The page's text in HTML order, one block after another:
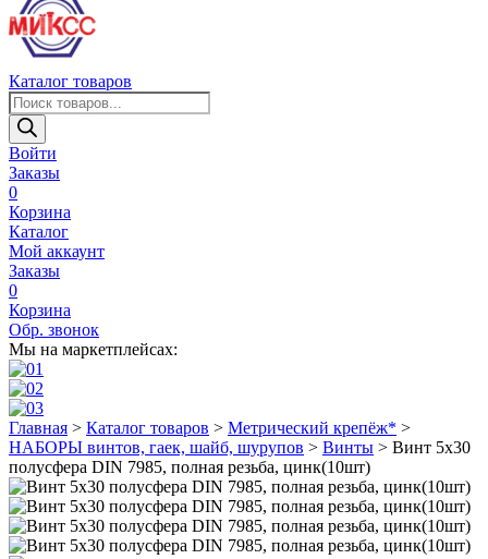
Каталог товаров
Поиск
товаров
Войти
Заказы
0
Корзина
Каталог
Мой аккаунт
Заказы
0
Корзина
Обр. звонок
Мы на маркетплейсах:
Главная > Каталог товаров > Метрический крепёж* >
НАБОРЫ винтов, гаек, шайб, шурупов > Винты > Винт 5х30
полусфера DIN 7985, полная резьба, цинк(10шт)